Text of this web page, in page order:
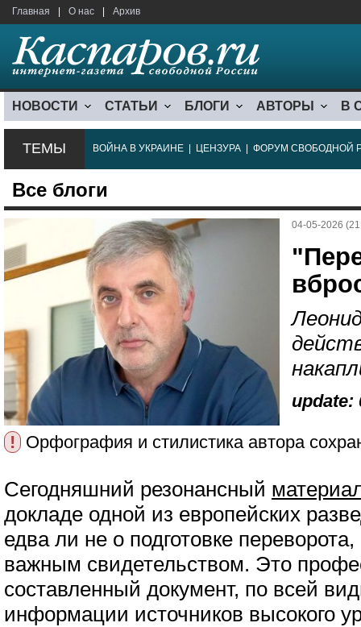
Главная О нас Архив
НОВОСТИ СТАТЬИ БЛОГИ АВТОРЫ В
ТЕМЫ ВОЙНА В УКРАИНЕ ЦЕНЗУРА ФОРУМ СВОБОДНОЙ
Все блоги
04-05-2026
update:
! Орфография и стилистика автора
Сегодняшний резонансный
докладе одной из европейских
едва ли не о подготовке
важным свидетельством. Это
составленный документ, по всей
информации источников высокого